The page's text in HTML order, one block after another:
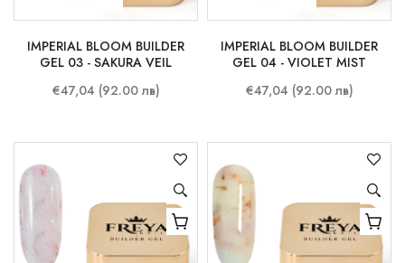
IMPERIAL BLOOM BUILDER
GEL 03 - SAKURA VEIL
€47,04 (92.00 лв)
IMPERIAL BLOOM BUILDER
GEL 04 - VIOLET MIST
€47,04 (92.00 лв)